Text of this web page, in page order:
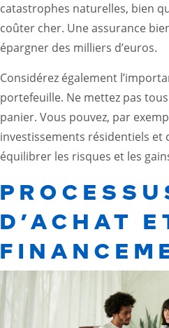
catastrophes naturelles, bien
coûter cher. Une assurance
épargner des milliers d’euros.
Considérez également
portefeuille. Ne mettez pas
panier. Vous pouvez, par
investissements résidentiels et
équilibrer les risques et les
D’ACHAT